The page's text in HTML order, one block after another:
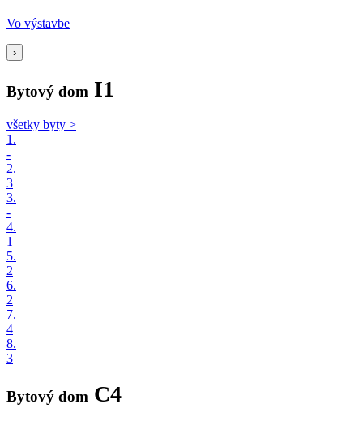
Vo výstavbe
›
Bytový dom I1
všetky byty >
1.
-
2.
3
3.
-
4.
1
5.
2
6.
2
7.
4
8.
3
Bytový dom C4